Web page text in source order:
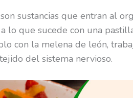
sustancias que entran al
lo que sucede con una
con la melena de león,
del sistema nervioso.